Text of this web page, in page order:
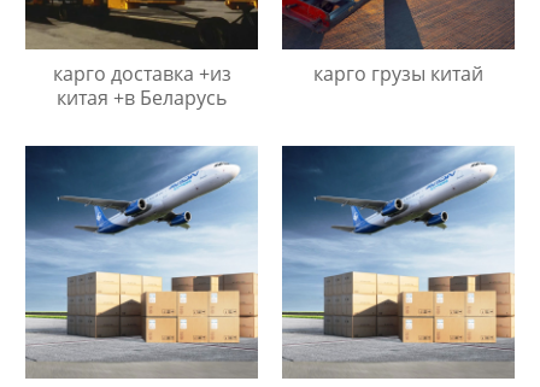
карго доставка +из
китая +в Беларусь
карго грузы китай